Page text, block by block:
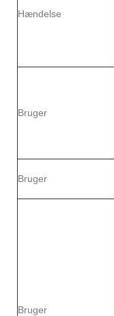
Hændelse
Bruger
Bruger
Bruger